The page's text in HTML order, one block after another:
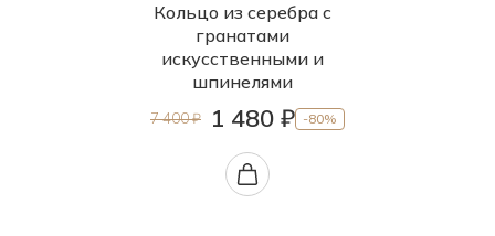
Кольцо из серебра с
гранатами
искусственными и
шпинелями
7 400 ₽ 1 480 ₽ -80%